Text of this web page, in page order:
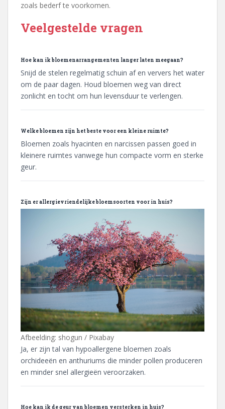
zoals bederf te voorkomen.
Veelgestelde vragen
Hoe kan ik bloemenarrangementen langer laten meegaan?
Snijd de stelen regelmatig schuin af en ververs het water
om de paar dagen. Houd bloemen weg van direct
zonlicht en tocht om hun levensduur te verlengen.
Welke bloemen zijn het beste voor een kleine ruimte?
Bloemen zoals hyacinten en narcissen passen goed in
kleinere ruimtes vanwege hun compacte vorm en sterke
geur.
Zijn er allergievriendelijke bloemsoorten voor in huis?
Afbeelding: shogun / Pixabay
Ja, er zijn tal van hypoallergene bloemen zoals
orchideeën en anthuriums die minder pollen produceren
en minder snel allergieën veroorzaken.
Hoe kan ik de geur van bloemen versterken in huis?